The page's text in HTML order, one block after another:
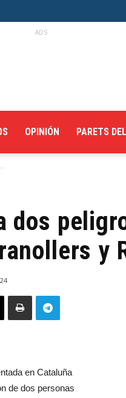
ADS
OPINIÓN PARETS
dos
y
en Cataluña
de dos personas